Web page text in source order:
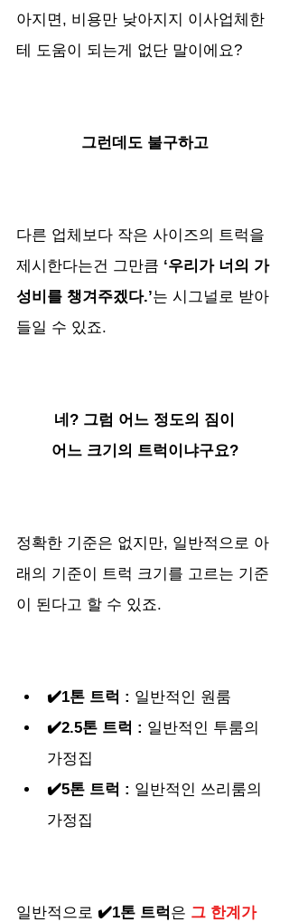
아지면, 비용만 낮아지지 이사업체한
테 도움이 되는게 없단 말이에요?
그런데도 불구하고
다른 업체보다 작은 사이즈의 트럭을
제시한다는건 그만큼 ‘우리가 너의 가
성비를 챙겨주겠다.’는 시그널로 받아
들일 수 있죠.
네? 그럼 어느 정도의 짐이
어느 크기의 트럭이냐구요?
정확한 기준은 없지만, 일반적으로 아
래의 기준이 트럭 크기를 고르는 기준
이 된다고 할 수 있죠.
✔️1톤 트럭 : 일반적인 원룸
✔️2.5톤 트럭 : 일반적인 투룸의
가정집
✔️5톤 트럭 : 일반적인 쓰리룸의
가정집
일반적으로 ✔️1톤 트럭은 그 한계가